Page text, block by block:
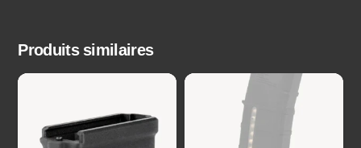
Produits similaires